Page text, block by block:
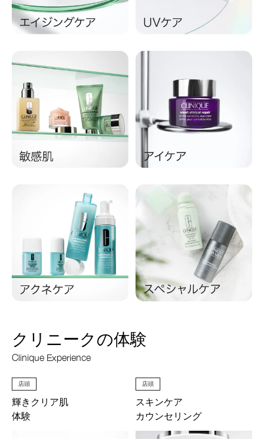
クリニークの体験
Clinique Experience
店頭
輝きクリア肌
体験
店頭
スキンケア
カウンセリング